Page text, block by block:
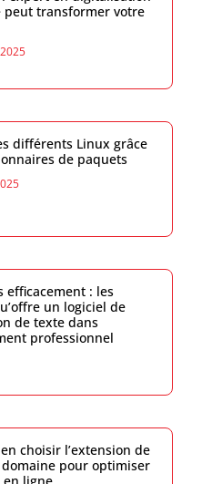
peut transformer votre
différents Linux grâce
de paquets
efficacement : les
un logiciel de
de texte dans
professionnel
choisir l’extension de
pour optimiser